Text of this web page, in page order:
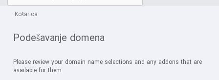
Košarica
Podešavanje domena
Please review your domain name selections and any addons that are
available for them.